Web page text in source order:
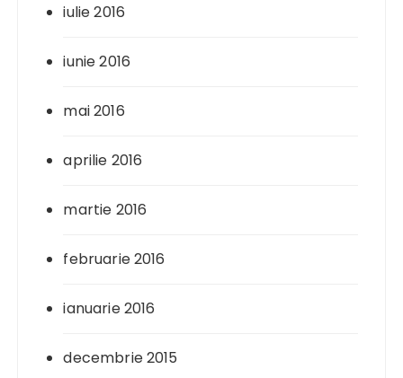
iulie 2016
iunie 2016
mai 2016
aprilie 2016
martie 2016
februarie 2016
ianuarie 2016
decembrie 2015